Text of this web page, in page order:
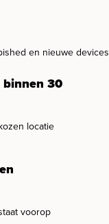
en nieuwe devices
binnen 30
locatie
voorop